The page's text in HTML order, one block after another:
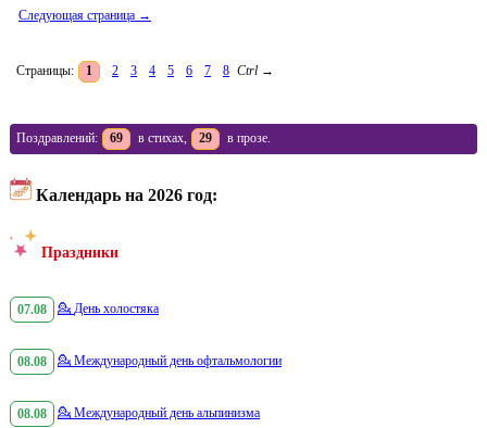
Следующая страница →
Страницы: 1 2 3 4 5 6 7 8 Ctrl →
Поздравлений: 69 в стихах, 29 в прозе.
Календарь на 2026 год:
Праздники
07.08 💁 День холостяка
08.08 💁 Международный день офтальмологии
08.08 💁 Международный день альпинизма